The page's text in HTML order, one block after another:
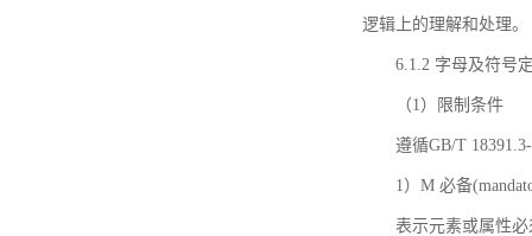
逻辑上的理解和处理。
6.1.2 字母及符号
（1）限制条件
遵循GB/T
1）M 必备
表示元素或属性